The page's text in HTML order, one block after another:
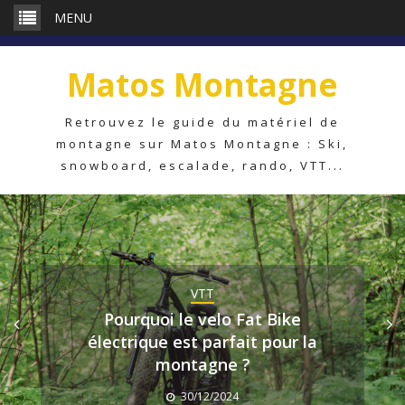
Aller
contenu
MENU
Matos Montagne
Retrouvez le guide du matériel de
montagne sur Matos Montagne : Ski,
snowboard, escalade, rando, VTT...
VTT
Pourquoi le velo Fat Bike
électrique est parfait pour la
montagne ?
30/12/2024